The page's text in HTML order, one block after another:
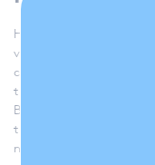
Học từ vựng tiếng Anh
và học một cách
chơi, chơi mà học.
tiếng Anh. Bạn có thể
Bạn có thể nghe nhạc
tham gia các triển lãm,
người nước ngoài tổ